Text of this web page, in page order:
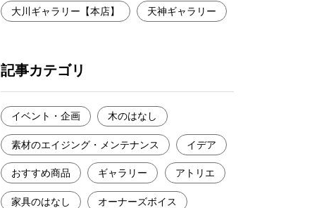
大川ギャラリー【本店】 天神ギャラリー
記事カテゴリ
イベント・企画 木のはなし
素材のエイジング・メンテナンス イデア
おすすめ商品 ギャラリー アトリエ
家具のはなし オーナーズボイス